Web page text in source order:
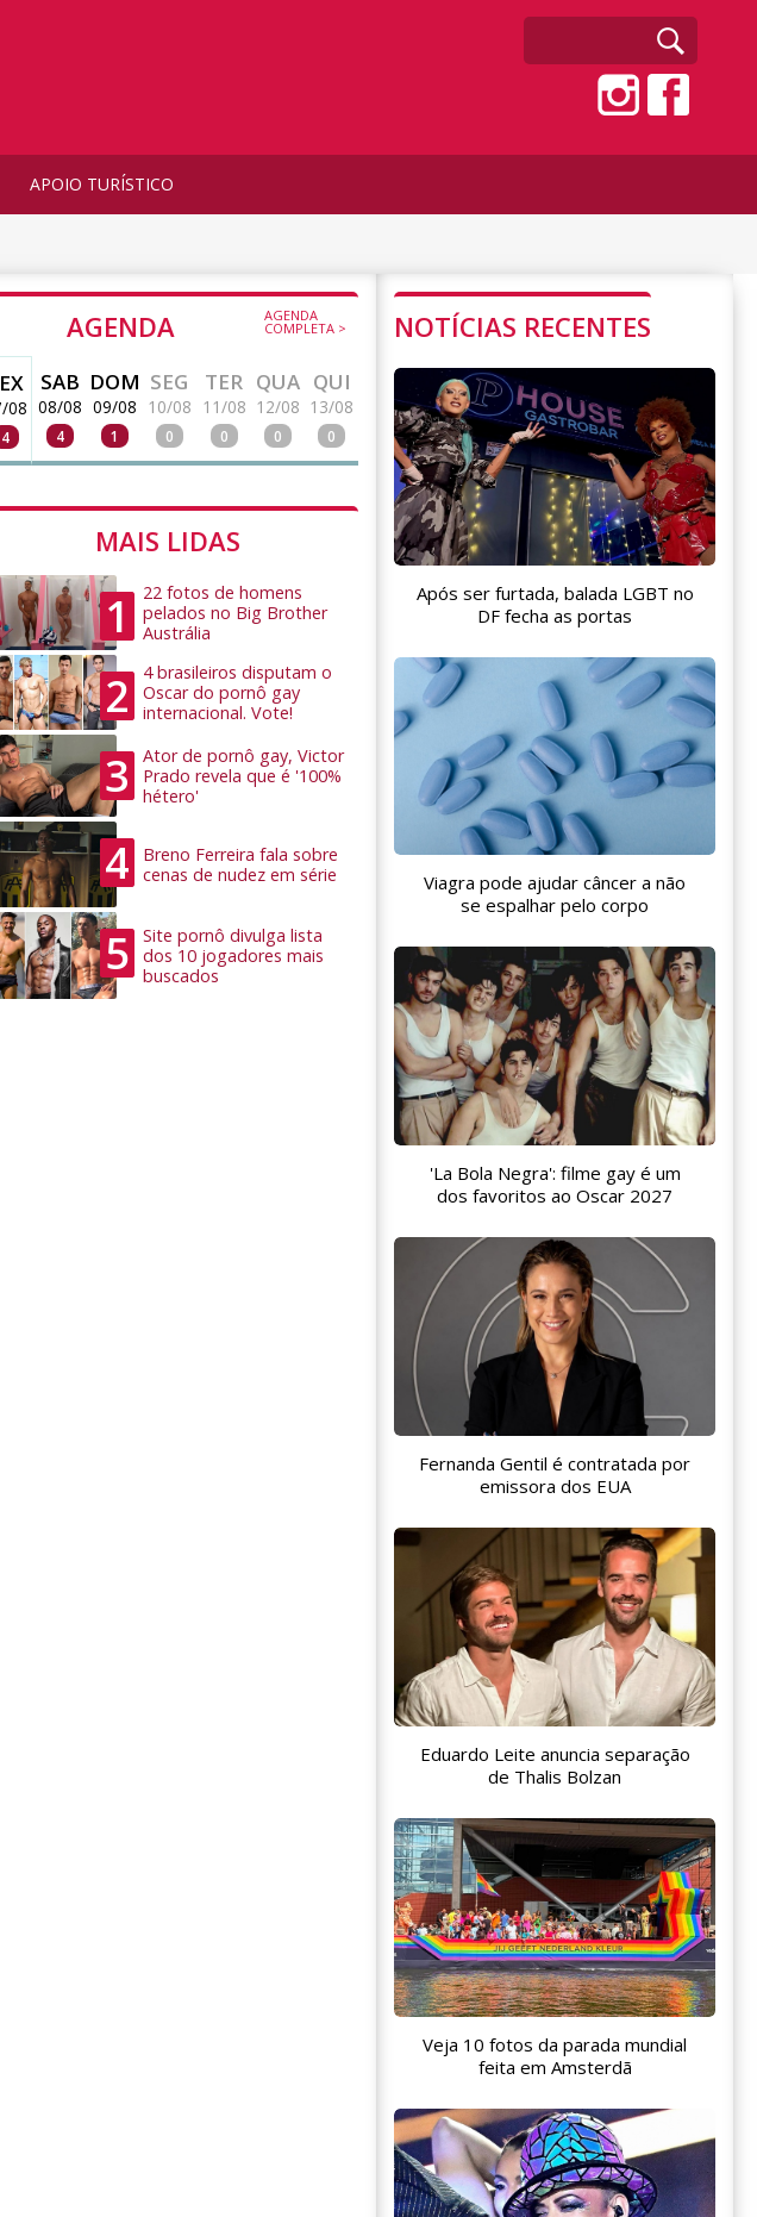
APOIO TURÍSTICO
AGENDA AGENDA
COMPLETA >
08
4
SAB
08/08
4
DOM
09/08
1
SEG
10/08
0
TER
11/08
0
QUA
12/08
0
QUI
13/08
0
MAIS LIDAS
1
22 fotos de homens
pelados no Big Brother
Austrália
2
4 brasileiros disputam o
Oscar do pornô gay
internacional. Vote!
3
Ator de pornô gay, Victor
Prado revela que é '100%
hétero'
4
Breno Ferreira fala sobre
cenas de nudez em série
5
Site pornô divulga lista
dos 10 jogadores mais
buscados
NOTÍCIAS RECENTES
Após ser furtada, balada LGBT no
DF fecha as portas
Viagra pode ajudar câncer a não
se espalhar pelo corpo
'La Bola Negra': filme gay é um
dos favoritos ao Oscar 2027
Fernanda Gentil é contratada por
emissora dos EUA
Eduardo Leite anuncia separação
de Thalis Bolzan
Veja 10 fotos da parada mundial
feita em Amsterdã